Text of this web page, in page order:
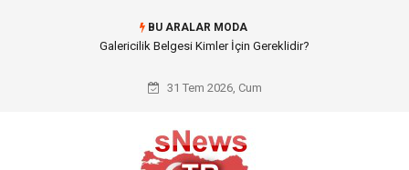
BU ARALAR MODA
Galericilik Belgesi Kimler İçin Gereklidir?
31 Tem 2026, Cum